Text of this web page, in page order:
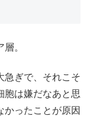
層。
急ぎで、それこそ
胞は嫌だなあと思
かったことが原因